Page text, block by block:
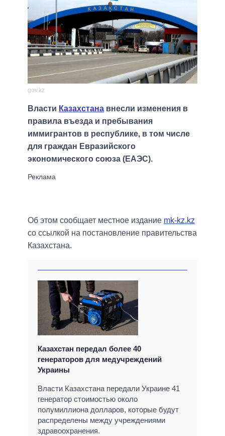
gov.kz
Власти Казахстана внесли изменения в
правила въезда и пребывания
иммигрантов в республике, в том числе
для граждан Евразийского
экономического союза (ЕАЭС).
Об этом сообщает местное издание mk-kz.kz
со ссылкой на постановление правительства
Казахстана.
Казахстан передал более 40
генераторов для медучреждений
Украины
Власти Казахстана передали Украине 41
генератор стоимостью около
полумиллиона долларов, которые будут
распределены между учреждениями
здравоохранения.